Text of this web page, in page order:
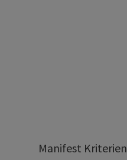
Manifest Kriterien